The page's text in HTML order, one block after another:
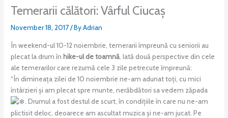
Temerarii călători: Vârful Ciucaș
November 18, 2017/ ByAdrian
În weekend-ul 10-12 noiembrie, temerarii împreună cu seniorii au
plecat la drum în hike-ul de toamnă . Iată două perspective din cele
ale temerarilor care rezumă cele 3 zile petrecute împreună:
“În dimineața zilei de 10 noiembrie ne-am adunat toți, cu mici
întârzieri și am plecat spre munte, nerăbdători sa vedem zăpada
. Drumul a fost destul de scurt, în condițiile în care nu ne-am
plictisit deloc, deoarece am ascultat muzica și ne-am jucat. Pe